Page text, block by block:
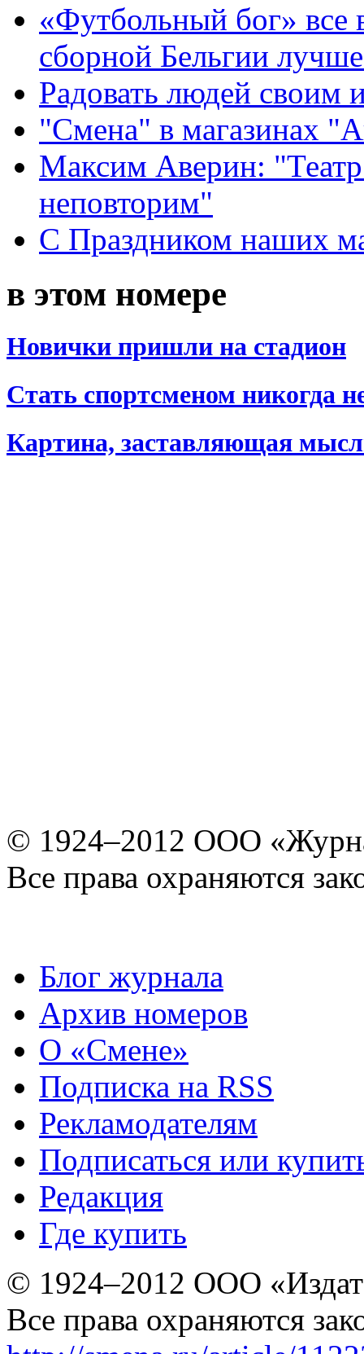
«Футбольный бог» все
сборной Бельгии
Радовать людей своим
"Смена" в магазинах
Максим Аверин:
неповторим"
С Праздником наших
в этом номере
Новички пришли на стадион
Стать спортсменом никогда
Картина, заставляющая
© 1924–2012 ООО
Все права охраняются
Блог журнала
Архив номеров
О «Смене»
Подписка на RSS
Рекламодателям
Подписаться или
Редакция
Где купить
© 1924–2012 ООО
Все права охраняются